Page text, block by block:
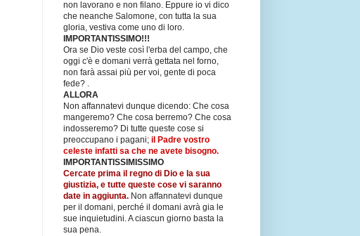
non lavorano e non filano. Eppure io vi dico
che neanche Salomone, con tutta la sua
gloria, vestiva come uno di loro.
IMPORTANTISSIMO!!!
Ora se Dio veste così l'erba del campo, che
oggi c'è e domani verrà gettata nel forno,
non farà assai più per voi, gente di poca
fede? .
ALLORA
Non affannatevi dunque dicendo: Che cosa
mangeremo? Che cosa berremo? Che cosa
indosseremo? Di tutte queste cose si
preoccupano i pagani; il Padre vostro
celeste infatti sa che ne avete bisogno.
IMPORTANTISSIMISSIMO
Cercate prima il regno di Dio e la sua
giustizia, e tutte queste cose vi saranno
date in aggiunta. Non affannatevi dunque
per il domani, perché il domani avrà gia le
sue inquietudini. A ciascun giorno basta la
sua pena.